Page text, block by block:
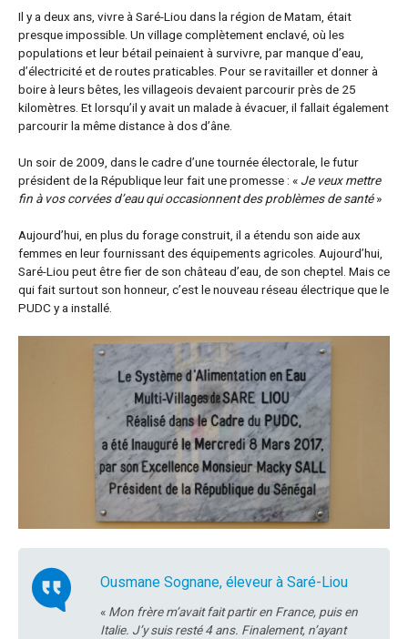
Il y a deux ans, vivre à Saré-Liou dans la région de Matam, était
presque impossible. Un village complètement enclavé, où les
populations et leur bétail peinaient à survivre, par manque d’eau,
d’électricité et de routes praticables. Pour se ravitailler et donner à
boire à leurs bêtes, les villageois devaient parcourir près de 25
kilomètres. Et lorsqu’il y avait un malade à évacuer, il fallait également
parcourir la même distance à dos d’âne.
Un soir de 2009, dans le cadre d’une tournée électorale, le futur
président de la République leur fait une promesse : « Je veux mettre
fin à vos corvées d’eau qui occasionnent des problèmes de santé»
Aujourd’hui, en plus du forage construit, il a étendu son aide aux
femmes en leur fournissant des équipements agricoles. Aujourd’hui,
Saré-Liou peut être fier de son château d’eau, de son cheptel. Mais ce
qui fait surtout son honneur, c’est le nouveau réseau électrique que le
PUDC y a installé.
Ousmane Sognane, éleveur à Saré-Liou
« Mon frère m’avait fait partir en France, puis en
Italie. J’y suis resté 4 ans. Finalement, n’ayant